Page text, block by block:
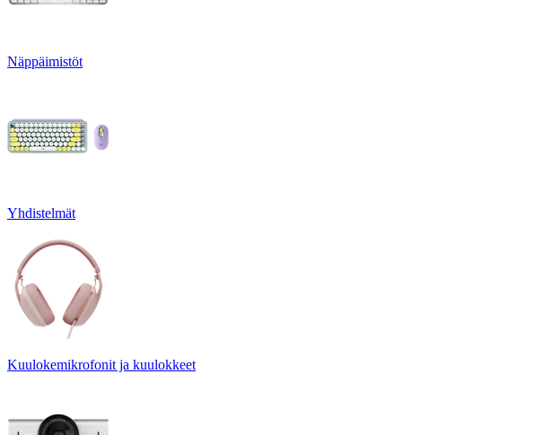
Näppäimistöt
Yhdistelmät
Kuulokemikrofonit ja kuulokkeet